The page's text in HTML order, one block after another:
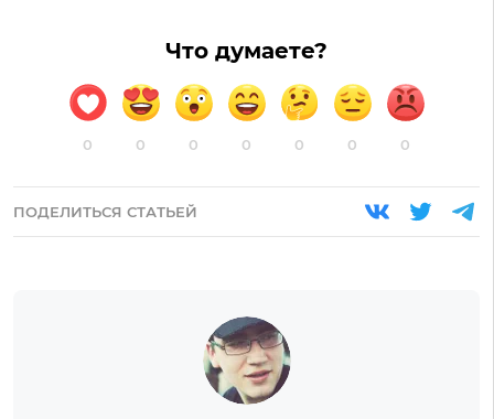
Что думаете?
0 0 0 0 0 0 0
ПОДЕЛИТЬСЯ СТАТЬЕЙ